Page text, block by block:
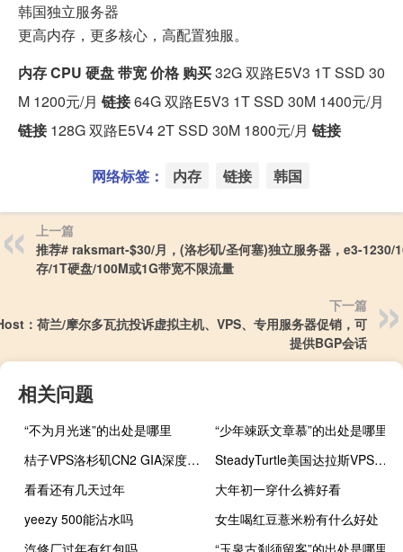
韩国独立服务器
更高内存，更多核心，高配置独服。
内存CPU 硬盘带宽价格 购买32G 双路E5V3 1T SSD 30
M 1200元/月 链接64G 双路E5V3 1T SSD 30M 1400元/月
链接128G 双路E5V4 2T SSD 30M 1800元/月 链接
网络标签： 内存 链接 韩国
上一篇
推荐# raksmart-$30/月，(洛杉矶/圣何塞)独立服务器，e3-1230/
存/1T硬盘/100M或1G带宽不限流量
下一篇
：荷兰/摩尔多瓦抗投诉虚拟主机、VPS、专用服务器促销，可
提供BGP会话
相关问题
“不为月光迷”的出处是哪里
“少年竦跃文章慕”的出处是哪里
桔子VPS洛杉矶CN2 GIA深度测评报告
SteadyTurtle美国达拉斯VPS：2核6G/40GB NVMe/1TB流量/1Gbps/9.95美元/月，免费Windows系统
看看还有几天过年
大年初一穿什么裤好看
yeezy 500能沾水吗
女生喝红豆薏米粉有什么好处